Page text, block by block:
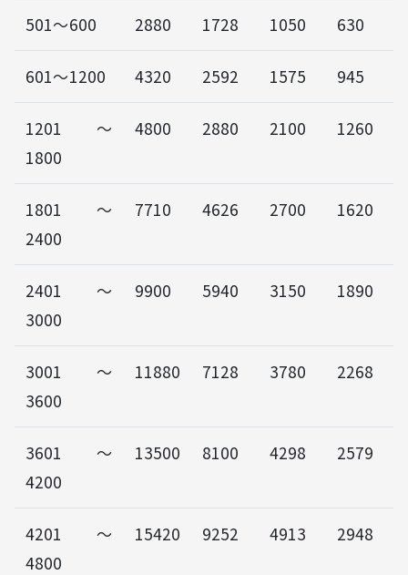
501～600 2880 1728 1050 630
601～1200 4320 2592 1575 945
1201～
1800
4800 2880 2100 1260
1801～
2400
7710 4626 2700 1620
2401～
3000
9900 5940 3150 1890
3001～
3600
11880 7128 3780 2268
3601～
4200
13500 8100 4298 2579
4201～
4800
15420 9252 4913 2948